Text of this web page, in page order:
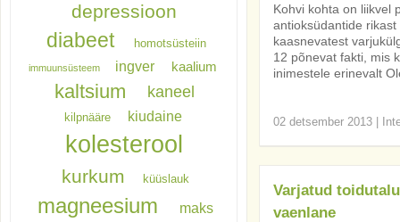
Kohvi kohta on liikvel
antioksüdantide
kaasnevatest
12 põnevat fakti, mis
inimestele erinevalt
02 detsember 2013
Varjatud
vaenlane
depressioon
diabeet homotsüsteiin
immuunsüsteem ingver kaalium
kaltsium kaneel
kilpnääre kiudaine
kolesterool
kurkum küüslauk
magneesium maks